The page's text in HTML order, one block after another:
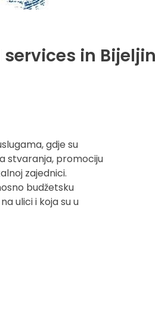
in
gdje su
stvaranja, promociju
zajednici.
budžetsku
ulici i koja su u